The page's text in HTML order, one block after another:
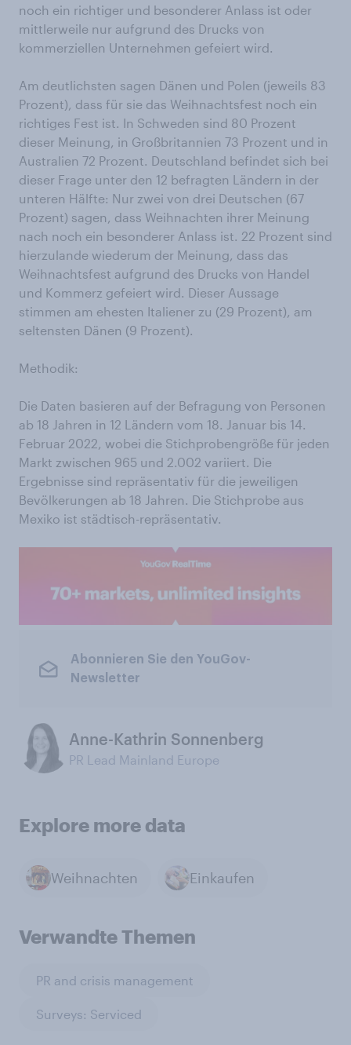
noch ein richtiger und besonderer Anlass ist oder
mittlerweile nur aufgrund des Drucks von
kommerziellen Unternehmen gefeiert wird.
Am deutlichsten sagen Dänen und Polen (jeweils 83
Prozent), dass für sie das Weihnachtsfest noch ein
richtiges Fest ist. In Schweden sind 80 Prozent
dieser Meinung, in Großbritannien 73 Prozent und in
Australien 72 Prozent. Deutschland befindet sich bei
dieser Frage unter den 12 befragten Ländern in der
unteren Hälfte: Nur zwei von drei Deutschen (67
Prozent) sagen, dass Weihnachten ihrer Meinung
nach noch ein besonderer Anlass ist. 22 Prozent sind
hierzulande wiederum der Meinung, dass das
Weihnachtsfest aufgrund des Drucks von Handel
und Kommerz gefeiert wird. Dieser Aussage
stimmen am ehesten Italiener zu (29 Prozent), am
seltensten Dänen (9 Prozent).
Methodik:
Die Daten basieren auf der Befragung von Personen
ab 18 Jahren in 12 Ländern vom 18. Januar bis 14.
Februar 2022, wobei die Stichprobengröße für jeden
Markt zwischen 965 und 2.002 variiert. Die
Ergebnisse sind repräsentativ für die jeweiligen
Bevölkerungen ab 18 Jahren. Die Stichprobe aus
Mexiko ist städtisch-repräsentativ.
Abonnieren Sie den YouGov-
Newsletter
Anne-Kathrin Sonnenberg
PR Lead Mainland Europe
Explore more data
Weihnachten Einkaufen
Verwandte Themen
PR and crisis management
Surveys: Serviced